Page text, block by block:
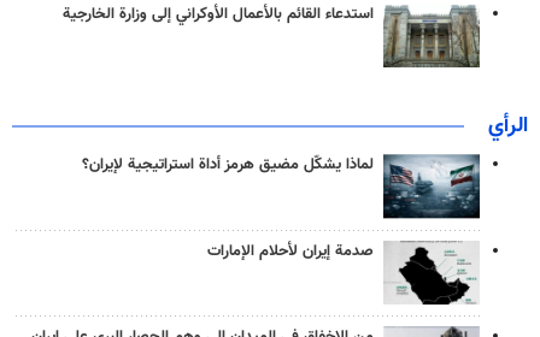
استدعاء القائم بالأعمال الأوكراني إلى وزارة الخارجية
الرأي
لماذا يشكّل مضيق هرمز أداة استراتيجية لإيران؟
صدمة إيران لأحلام الإمارات